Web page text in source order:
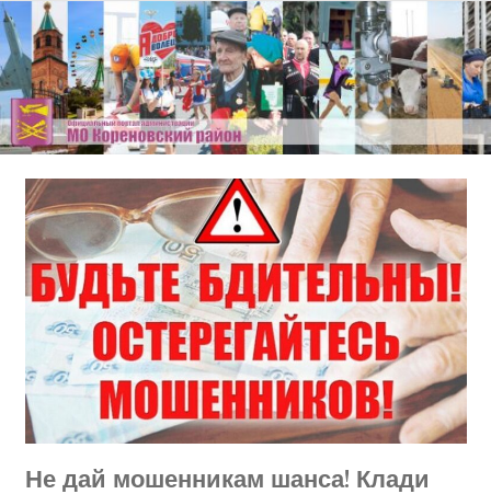
Перейти
к
содержимому
Не дай мошенникам шанса! Клади